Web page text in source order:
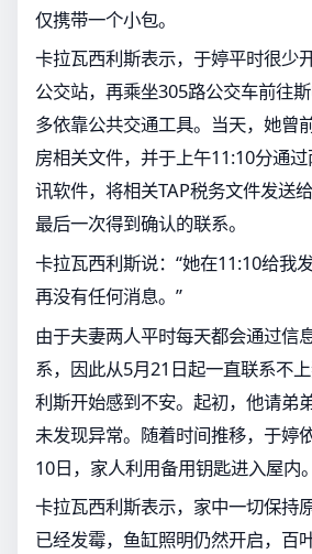
仅携带一个小包。
卡拉瓦西利斯表示，于婷平时很少
公交站，再乘坐305路公交车前往
多依靠公共交通工具。当天，她曾
房相关文件，并于上午11:10分通
讯软件，将相关TAP税务文件发送
最后一次得到确认的联系。
卡拉瓦西利斯说：“她在11:10给我
再没有任何消息。”
由于夫妻两人平时每天都会通过信
系，因此从5月21日起一直联系不
利斯开始感到不安。起初，他请弟
未发现异常。随着时间推移，于婷
10日，家人利用备用钥匙进入屋内。
卡拉瓦西利斯表示，家中一切保持
已经发霉，鱼缸照明仍然开启，百